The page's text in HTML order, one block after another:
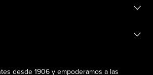
desde 1906 y empoderamos a las